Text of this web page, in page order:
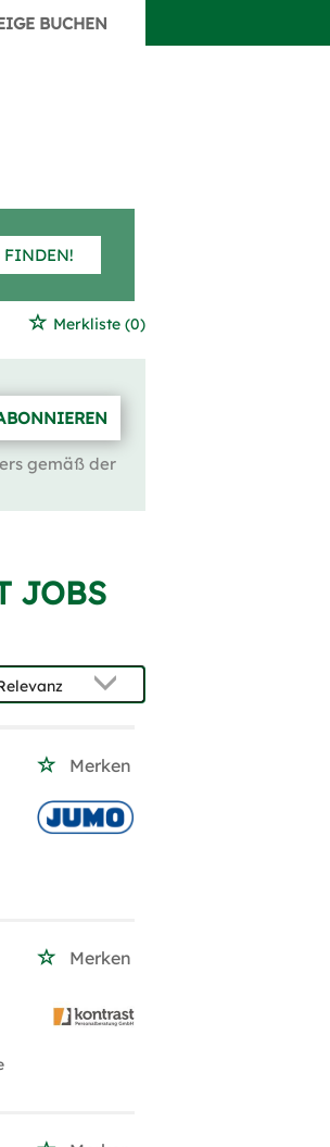
BUCHEN
FINDEN!
Merkliste (0)
gemäß der
JOBS
Merken
Merken